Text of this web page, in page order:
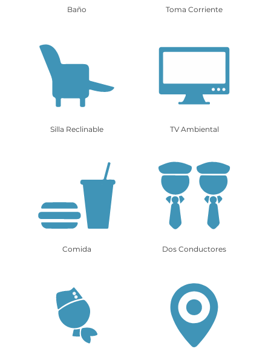
Baño Toma Corriente
Silla Reclinable TV Ambiental
Comida Dos Conductores